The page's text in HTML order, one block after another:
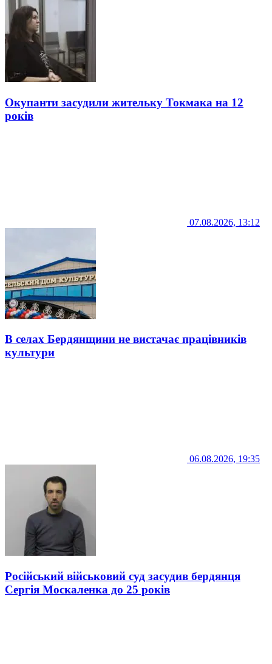
Окупанти засудили жительку Токмака на 12
років
07.08.2026, 13:12
В селах Бердянщини не вистачає працівників
культури
06.08.2026, 19:35
Російський військовий суд засудив бердянця
Сергія Москаленка до 25 років